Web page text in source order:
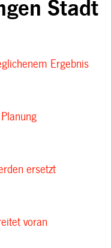
Stadt
Ergebnis
ersetzt
voran